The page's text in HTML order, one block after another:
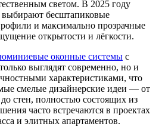
светом. В 2025 году
выбирают бесштапиковые
и максимально прозрачные
открытости и лёгкости.
оконные системы с
выглядят современно, но и
характеристиками, что
смелые дизайнерские идеи — от
стен, полностью состоящих из
часто встречаются в проектах
и элитных апартаментов.